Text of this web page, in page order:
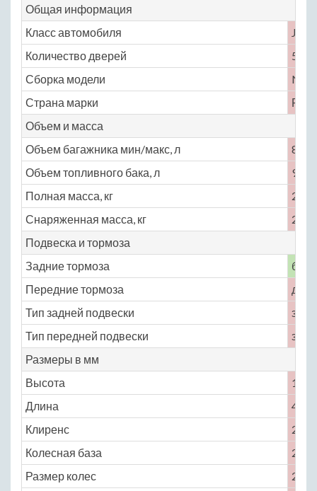
Общая информация
Класс автомобиля
J
Количество дверей
5
Сборка модели
No
Страна марки
Объем и масса
Объем багажника мин/макс, л
820
Объем топливного бака, л
90
Полная масса, кг
2840
Снаряженная масса, кг
2040
Подвеска и тормоза
Задние тормоза
Передние тормоза
Тип задней подвески
Тип передней подвески
Размеры в мм
Высота
1948
Длина
4630
Клиренс
210
Колесная база
2760
Размер колес
225